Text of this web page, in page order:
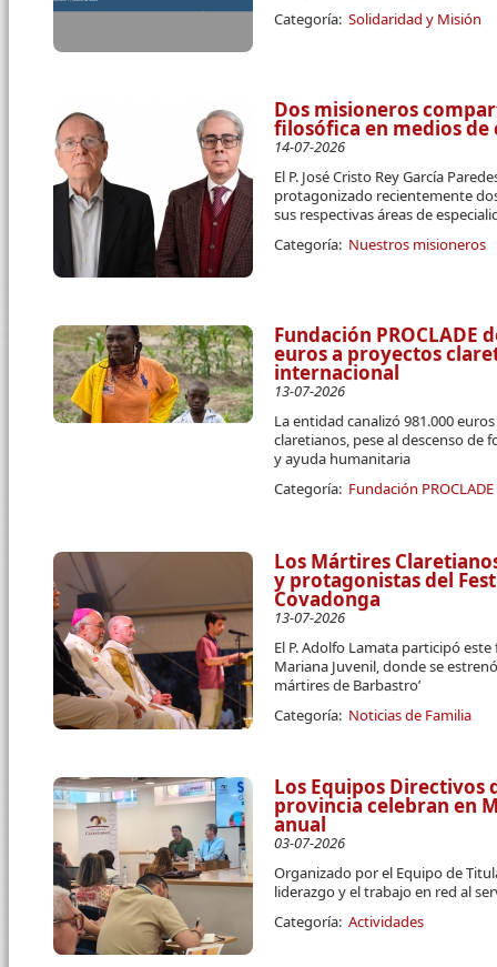
Categoría: Solidaridad y Misión
Dos misioneros
filosófica en medios
14-07-2026
El P. José Cristo Rey García
protagonizado recientemente
sus respectivas áreas de
Categoría: Nuestros misioneros
Fundación PROCLADE
euros a proyectos
internacional
13-07-2026
La entidad canalizó 981.000
claretianos, pese al descenso
y ayuda humanitaria
Categoría: Fundación PROCLADE
Los Mártires
y protagonistas del
Covadonga
13-07-2026
El P. Adolfo Lamata participó
Mariana Juvenil, donde se
mártires de Barbastro’
Categoría: Noticias de Familia
Los Equipos Directivos
provincia celebran en
anual
03-07-2026
Organizado por el Equipo de
liderazgo y el trabajo en red al
Categoría: Actividades